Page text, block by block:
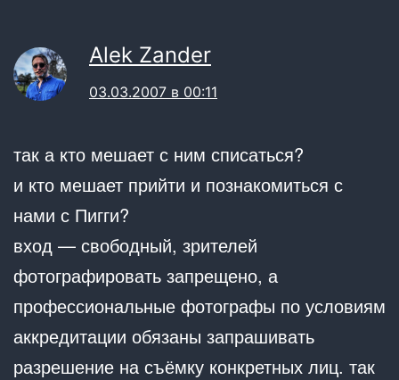
Alek Zander
03.03.2007 в 00:11
так а кто мешает с ним списаться?
и кто мешает прийти и познакомиться с
нами с Пигги?
вход — свободный, зрителей
фотографировать запрещено, а
профессиональные фотографы по условиям
аккредитации обязаны запрашивать
разрешение на съёмку конкретных лиц. так